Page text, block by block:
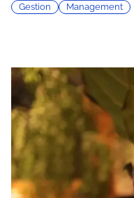
Gestion
Management